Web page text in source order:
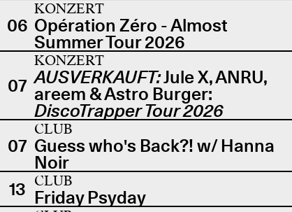
06
KONZERT
Opération Zéro - Almost
Summer Tour 2026
07
KONZERT
AUSVERKAUFT:Jule X, ANRU,
areem & Astro Burger:
DiscoTrapper Tour 2026
07
CLUB
Guess who's Back?! w/ Hanna
Noir
13 CLUB
Friday Psyday